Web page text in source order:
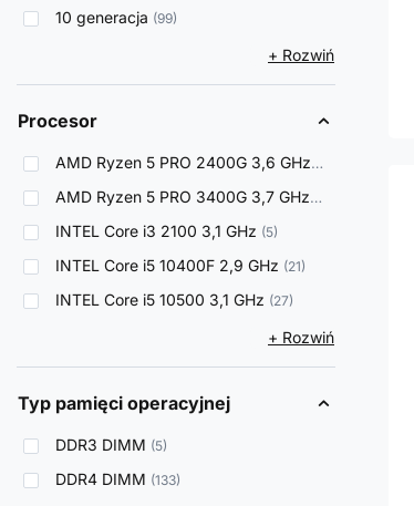
10 generacja 99
+ Rozwiń
Procesor
AMD Ryzen 5 PRO 2400G 3,6 GHz 6
AMD Ryzen 5 PRO 3400G 3,7 GHz 3
INTEL Core i3 2100 3,1 GHz 5
INTEL Core i5 10400F 2,9 GHz 21
INTEL Core i5 10500 3,1 GHz 27
+ Rozwiń
Typ pamięci operacyjnej
DDR3 DIMM 5
DDR4 DIMM 133